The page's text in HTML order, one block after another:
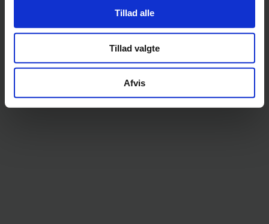
Tillad alle
Tillad valgte
Afvis